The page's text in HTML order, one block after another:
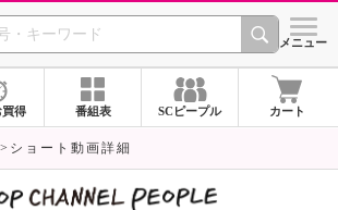
SHOP CHANNEL シメニュー
得 番組表 SCピープル カート
ショート動画詳細